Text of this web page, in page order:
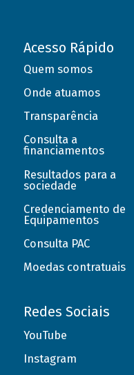
Acesso Rápido
Quem somos
Onde atuamos
Transparência
Consulta a
financiamentos
Resultados para a
sociedade
Credenciamento de
Equipamentos
Consulta PAC
Moedas contratuais
Redes Sociais
YouTube
Instagram